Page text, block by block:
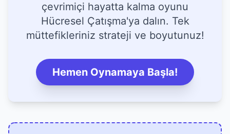
çevrimiçi hayatta kalma oyunu
Hücresel Çatışma'ya dalın. Tek
müttefikleriniz strateji ve boyutunuz!
Hemen Oynamaya Başla!